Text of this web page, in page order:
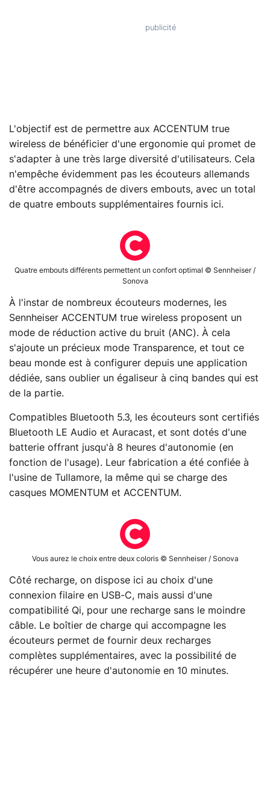
L'objectif est de permettre aux ACCENTUM true
wireless de bénéficier d'une ergonomie qui promet de
s'adapter à une très large diversité d'utilisateurs. Cela
n'empêche évidemment pas les écouteurs allemands
d'être accompagnés de divers embouts, avec un total
de quatre embouts supplémentaires fournis ici.
Quatre embouts différents permettent un confort optimal © Sennheiser /
Sonova
À l'instar de nombreux écouteurs modernes, les
Sennheiser ACCENTUM true wireless proposent un
mode de réduction active du bruit (ANC). À cela
s'ajoute un précieux mode Transparence, et tout ce
beau monde est à configurer depuis une application
dédiée, sans oublier un égaliseur à cinq bandes qui est
de la partie.
Compatibles Bluetooth 5.3, les écouteurs sont certifiés
Bluetooth LE Audio et Auracast, et sont dotés d'une
batterie offrant jusqu'à 8 heures d'autonomie (en
fonction de l'usage). Leur fabrication a été confiée à
l'usine de Tullamore, la même qui se charge des
casques MOMENTUM et ACCENTUM.
Vous aurez le choix entre deux coloris © Sennheiser / Sonova
Côté recharge, on dispose ici au choix d'une
connexion filaire en USB-C, mais aussi d'une
compatibilité Qi, pour une recharge sans le moindre
câble. Le boîtier de charge qui accompagne les
écouteurs permet de fournir deux recharges
complètes supplémentaires, avec la possibilité de
récupérer une heure d'autonomie en 10 minutes.